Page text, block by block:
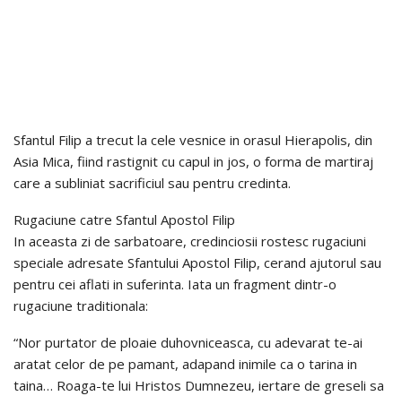
Sfantul Filip a trecut la cele vesnice in orasul Hierapolis, din
Asia Mica, fiind rastignit cu capul in jos, o forma de martiraj
care a subliniat sacrificiul sau pentru credinta.
Rugaciune catre Sfantul Apostol Filip
In aceasta zi de sarbatoare, credinciosii rostesc rugaciuni
speciale adresate Sfantului Apostol Filip, cerand ajutorul sau
pentru cei aflati in suferinta. Iata un fragment dintr-o
rugaciune traditionala:
“Nor purtator de ploaie duhovniceasca, cu adevarat te-ai
aratat celor de pe pamant, adapand inimile ca o tarina in
taina… Roaga-te lui Hristos Dumnezeu, iertare de greseli sa